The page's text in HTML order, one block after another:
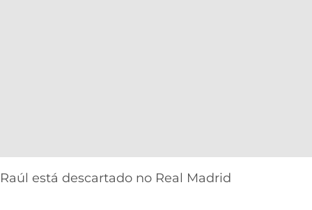
Raúl está descartado no Real Madrid